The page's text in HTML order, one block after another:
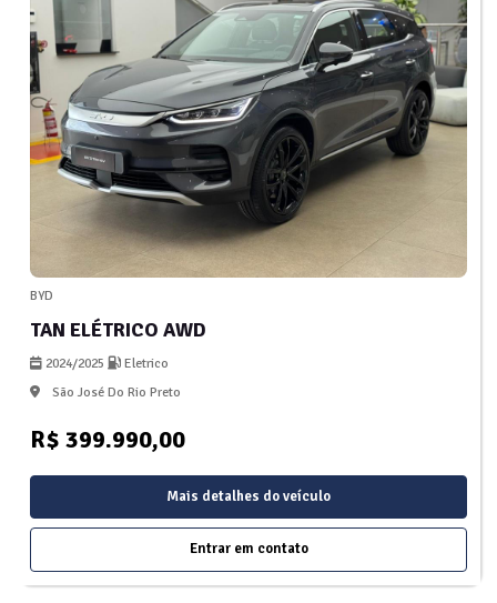
BYD
TAN ELÉTRICO AWD
2024/2025
Eletrico
São José Do Rio Preto
R$ 399.990,00
Mais detalhes do veículo
Entrar em contato